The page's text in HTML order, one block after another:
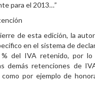
para el 2013…”
de esta edición, la
en el sistema de
del IVA retenido, por lo
demás retenciones de
por ejemplo de